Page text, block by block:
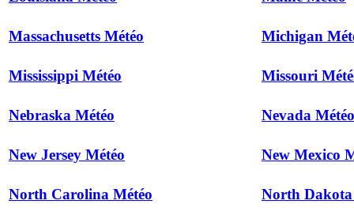
Massachusetts Météo Michigan
Mississippi Météo Missouri
Nebraska Météo Nevada Météo
New Jersey Météo New Mexico
North Carolina Météo North Dakota